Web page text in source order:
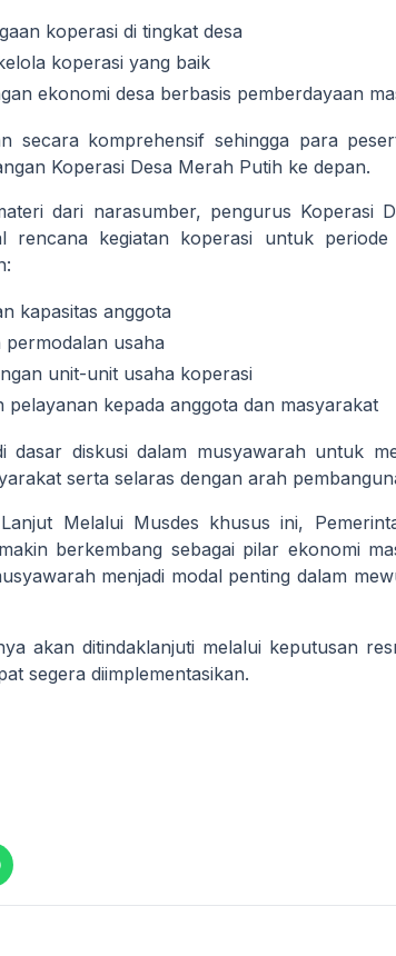
koperasi di tingkat desa
koperasi yang baik
ekonomi desa berbasis pemberdayaan
secara komprehensif sehingga para
Koperasi Desa Merah Putih ke depan.
dari narasumber, pengurus Koperasi
rencana kegiatan koperasi untuk
kapasitas anggota
usaha
unit-unit usaha koperasi
pelayanan kepada anggota dan masyarakat
dasar diskusi dalam musyawarah untuk
serta selaras dengan arah
Melalui Musdes khusus ini,
berkembang sebagai pilar ekonomi
menjadi modal penting dalam
akan ditindaklanjuti melalui keputusan
segera diimplementasikan.